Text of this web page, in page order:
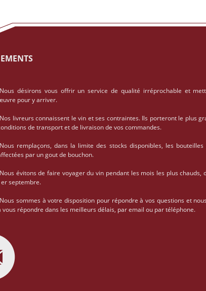
désirons vous offrir un service de qualité irréprochable et
pour y arriver.
livreurs connaissent le vin et ses contraintes. Ils porteront le plus
de transport et de livraison de vos commandes.
remplaçons, dans la limite des stocks disponibles, les
par un gout de bouchon.
évitons de faire voyager du vin pendant les mois les plus chauds,
septembre.
sommes à votre disposition pour répondre à vos questions et
vous répondre dans les meilleurs délais, par email ou par téléphone.